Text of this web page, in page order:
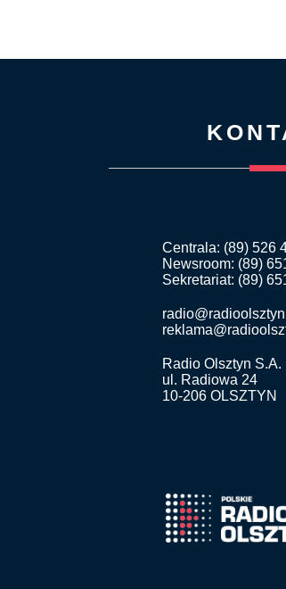
Centrala: (89) 526
Newsroom: (89)
Sekretariat: (89)
Radio Olsztyn S.A.
ul. Radiowa 24
10-206 OLSZTYN